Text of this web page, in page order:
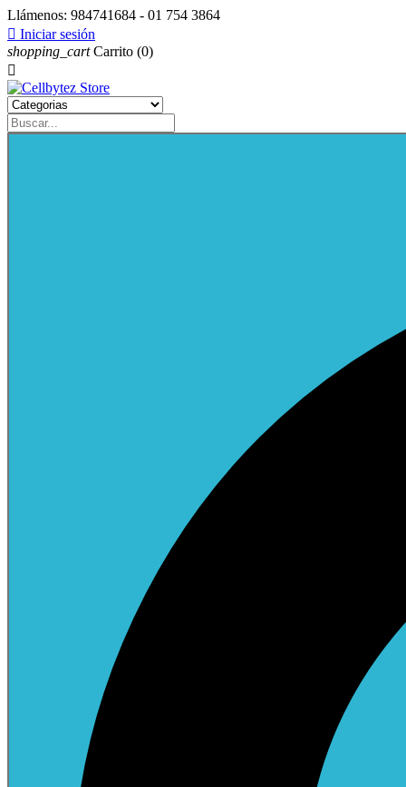
Llámenos: 984741684 - 01 754 3864
 Iniciar sesión
shopping_cart Carrito (0)
